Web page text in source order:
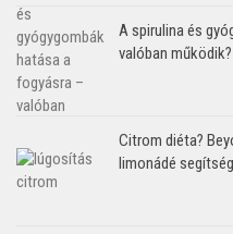
A spirulina és
valóban működik?
Citrom diéta?
limonádé